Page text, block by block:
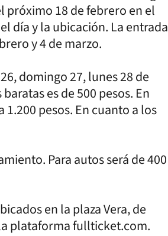
próximo 18 de febrero en el
día y la ubicación. La entrada
y 4 de marzo.
domingo 27, lunes 28 de
es de 500 pesos. En
pesos. En cuanto a los
Para autos será de 400
en la plaza Vera, de
la plataforma fullticket.com.